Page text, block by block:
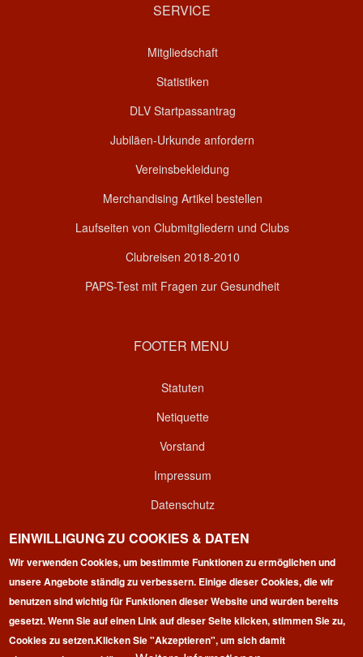
SERVICE
Mitgliedschaft
Statistiken
DLV Startpassantrag
Jubiläen-Urkunde anfordern
Vereinsbekleidung
Merchandising Artikel bestellen
Laufseiten von Clubmitgliedern und Clubs
Clubreisen 2018-2010
PAPS-Test mit Fragen zur Gesundheit
FOOTER MENU
Statuten
Netiquette
Vorstand
Impressum
Datenschutz
Kontakt
Login
EINWILLIGUNG ZU COOKIES & DATEN
Wir verwenden Cookies, um bestimmte Funktionen zu ermöglichen und
unsere Angebote ständig zu verbessern. Einige dieser Cookies, die wir
benutzen sind wichtig für Funktionen dieser Website und wurden bereits
gesetzt. Wenn Sie auf einen Link auf dieser Seite klicken, stimmen Sie zu,
Cookies zu setzen.Klicken Sie "Akzeptieren", um sich damit